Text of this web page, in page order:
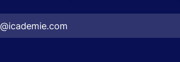
@icademie.com